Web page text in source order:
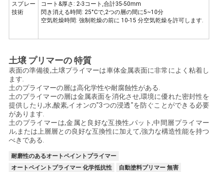
バ
ポ
リ
シ
ー
スプレー
技術
コート&厚さ: 2-3コート,合計35-50mm
閃き消える時間: 25°Cで,2つの層の間に5~10分
空気乾燥時間: 強制乾燥の前に 10-15 分空気乾燥を許可します.
土壌 プリマーの 特質
表面の準備後,土壌プライマーは車体金属表面に非常によく粘着し
ます.
土のプライマーの層は高化学性や耐腐蝕性がある.
土のプライマーの層は金属表面を消化させ,環境に優れた密封性を
提供したり,水,酸素,イオンの"3つの浸透"を防ぐことができる必要
があります.
土のプライマーは,金属と良好な互換性,パット,中間層プライマー
ル,または上層層との良好な互換性に加えて,強力な構造性能を持つ
べきである.
耐磨性のあるオートペイントプライマー
オートペイントプライマー 化学抵抗性
自動塗料プリマー 無害